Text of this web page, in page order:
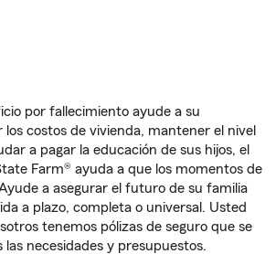
por fallecimiento ayude a su
los costos de vivienda, mantener el nivel
a pagar la educación de sus hijos, el
Farm® ayuda a que los momentos de
a asegurar el futuro de su familia
a plazo, completa o universal. Usted
tenemos pólizas de seguro que se
las necesidades y presupuestos.